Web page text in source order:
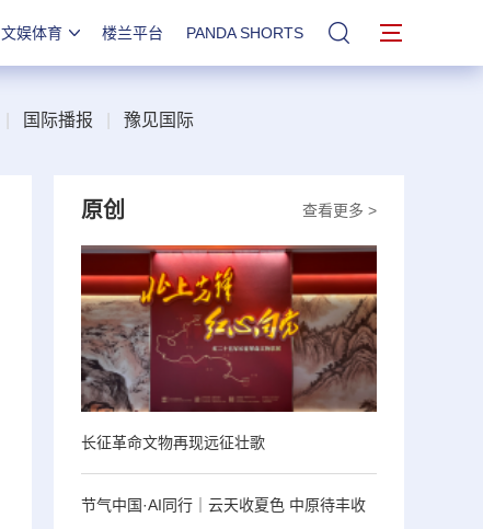
文娱体育 楼兰平台 PANDA SHORTS 站内搜索
国际播报 豫见国际
查看更多 >
原创
长征革命文物再现远征壮歌
节气中国·AI同行｜云天收夏色 中原待丰收